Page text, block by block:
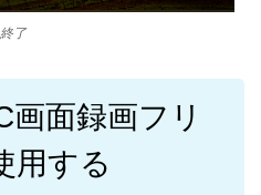
終了
面録画フリ
用する